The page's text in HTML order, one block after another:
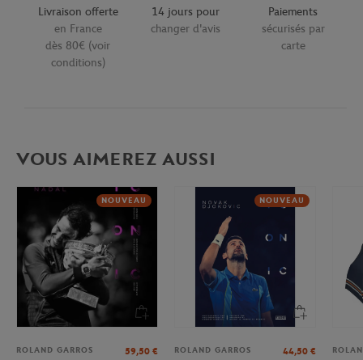
Livraison offerte
en France
dès 80€ (voir
conditions)
14 jours pour
changer d'avis
Paiements
sécurisés par
carte
VOUS AIMEREZ AUSSI
NOUVEAU
ROLAND GARROS 59,50 €
NOUVEAU
ROLAND GARROS 44,50 €